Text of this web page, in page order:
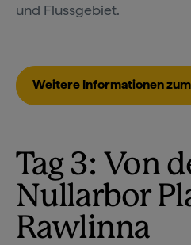
und Flussgebiet.
Weitere Informationen zum
Tag 3: Von
Nullarbor
Rawlinna